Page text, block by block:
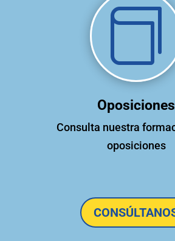

Oposiciones
Consulta nuestra
oposiciones